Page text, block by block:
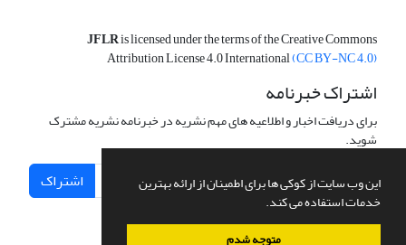
این وب سایت از کوکی ها برای اطمینان از ارائه بهترین
خدمات استفاده می کند.
متوجه شدم
JFLRis licensed under the terms of the Creative Commons
Attribution License 4.0 International(CC BY-NC 4.0)
اشتراک خبرنامه
برای دریافت اخبار و اطلاعیه های مهم نشریه در خبرنامه نشریه مشترک
شوید.
اشتراک